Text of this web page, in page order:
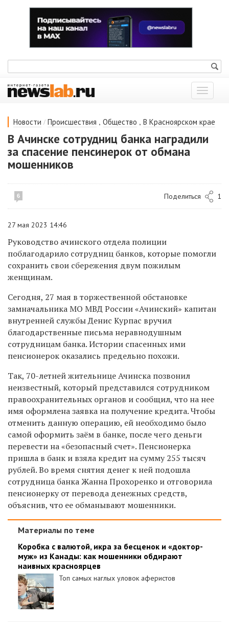
Показать
меню
Новости / Происшествия , Общество , В Красноярском крае
В Ачинске сотрудниц банка наградили
за спасение пенсинерок от обмана
мошенников
6 Поделиться 1
27 мая 2023 14:46
Руководство ачинского отдела полиции
поблагодарило сотрудниц банков, которые помогли
сохранить свои сбережения двум пожилым
женщинам.
Сегодня, 27 мая в торжественной обстановке
замначальника МО МВД России «Ачинский» капитан
внутренней службы Денис Курпас вручил
благодарственные письма неравнодушным
сотрудницам банка. Истории спасенных ими
пенсионерок оказались предельно похожи.
Так, 70-летней жительнице Ачинска позвонил
неизвестный, который представился сотрудником
правоохранительных органов и сообщил, что на нее
имя оформлена заявка на получение кредита. Чтобы
отменить данную операцию, ей необходимо было
самой оформить заём в банке, после чего деньги
перевести на «безопасный счет». Пенсионерка
пришла в банк и взяла кредит на сумму 255 тысяч
рублей. Во время снятия денег к ней подошла
сотрудница банка Жанна Прохоренко и отговорила
пенсионерку от перевода денежных средств,
объяснив, что ее обманывают мошенники.
Материалы по теме
Коробка с валютой, икра за бесценок и «доктор-
муж» из Канады: как мошенники обдирают
наивных красноярцев
Топ самых наглых уловок аферистов